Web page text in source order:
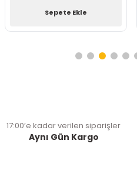
Sepete Ekle
17:00’e kadar verilen siparişler
Aynı Gün Kargo